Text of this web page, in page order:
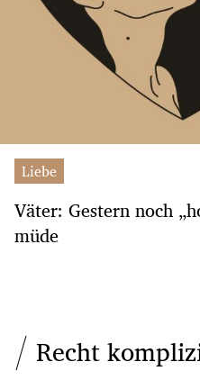
Liebe
Väter: Gestern noch
müde
Recht